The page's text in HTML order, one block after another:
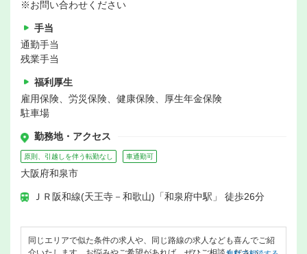
※お問い合わせください
手当
通勤手当
残業手当
福利厚生
雇用保険、労災保険、健康保険、厚生年金保険
駐車場
勤務地・アクセス
原則、引越しを伴う転勤なし 車通勤可
大阪府和泉市
ＪＲ阪和線(天王寺－和歌山)「和泉府中駅」 徒歩26分
同じエリアで似た条件の求人や、同じ路線の求人なども喜んでご紹